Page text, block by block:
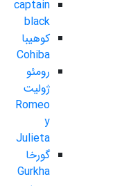
captain
black
کوهیبا
Cohiba
رومئو
ژولیت
Romeo
y
Julieta
گورخا
Gurkha